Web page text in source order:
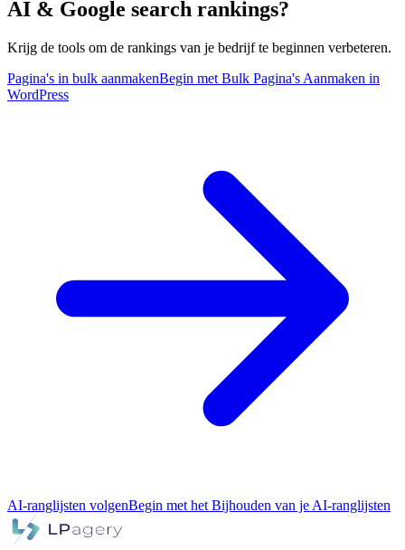
AI & Google search rankings?
Krijg de tools om de rankings van je bedrijf te beginnen verbeteren.
Pagina's in bulk aanmakenBegin met Bulk Pagina's Aanmaken in
WordPress
AI-ranglijsten volgenBegin met het Bijhouden van je AI-ranglijsten